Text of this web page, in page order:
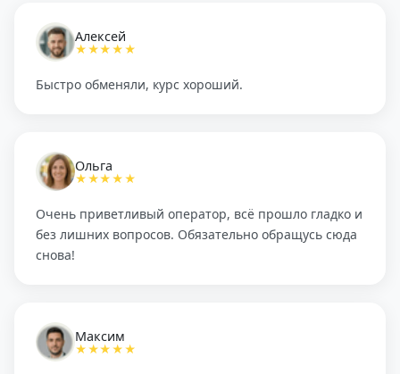
Алексей
★★★★★
Быстро обменяли, курс хороший.
Ольга
★★★★★
Очень приветливый оператор, всё прошло гладко и
без лишних вопросов. Обязательно обращусь сюда
снова!
Максим
★★★★★